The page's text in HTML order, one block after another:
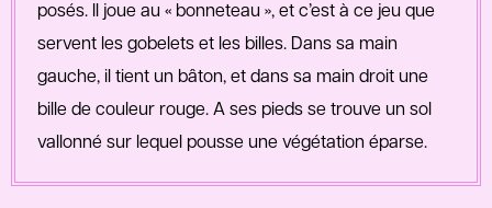
posés. Il joue au « bonneteau », et c’est à ce jeu que
servent les gobelets et les billes. Dans sa main
gauche, il tient un bâton, et dans sa main droit une
bille de couleur rouge. A ses pieds se trouve un sol
vallonné sur lequel pousse une végétation éparse.